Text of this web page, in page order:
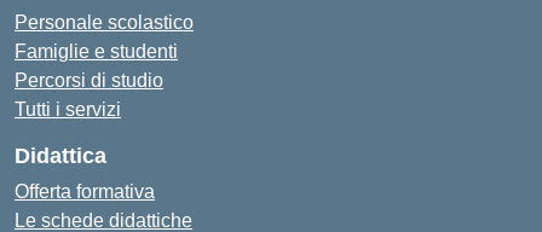
Personale scolastico
Famiglie e studenti
Percorsi di studio
Tutti i servizi
Didattica
Offerta formativa
Le schede didattiche